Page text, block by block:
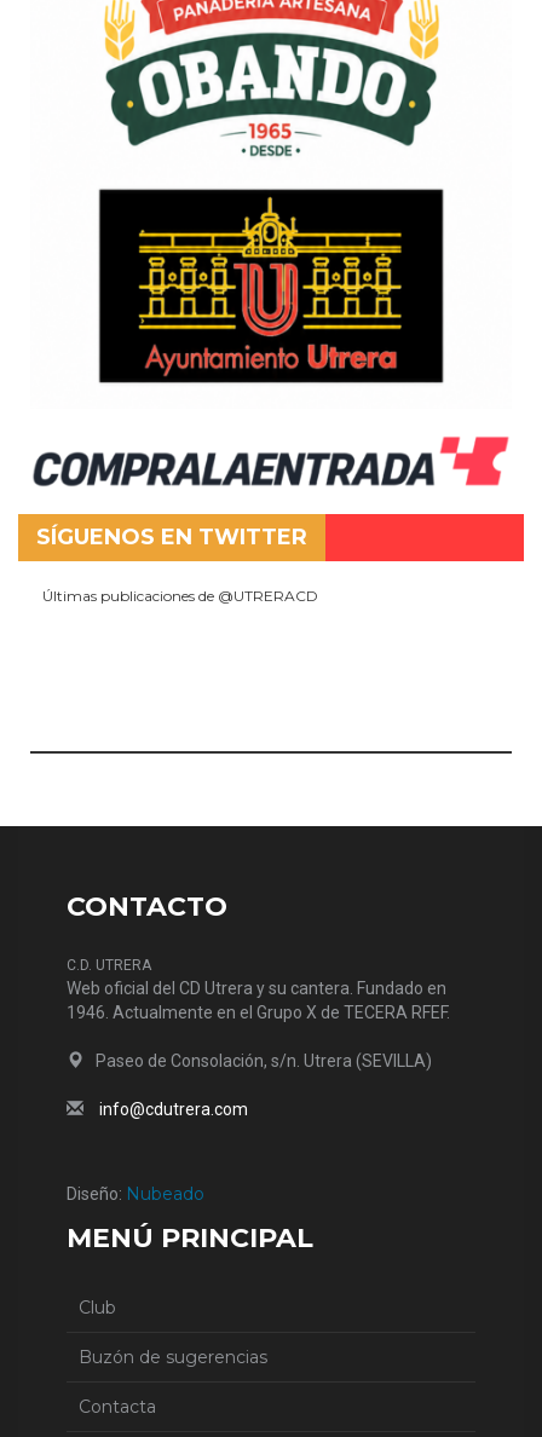
SÍGUENOS EN TWITTER
Últimas publicaciones de @UTRERACD
CONTACTO
C.D. UTRERA
Web oficial del CD Utrera y su cantera. Fundado en
1946. Actualmente en el Grupo X de TECERA RFEF.
Paseo de Consolación, s/n. Utrera (SEVILLA)
info@cdutrera.com
Diseño: Nubeado
MENÚ PRINCIPAL
Club
Buzón de sugerencias
Contacta